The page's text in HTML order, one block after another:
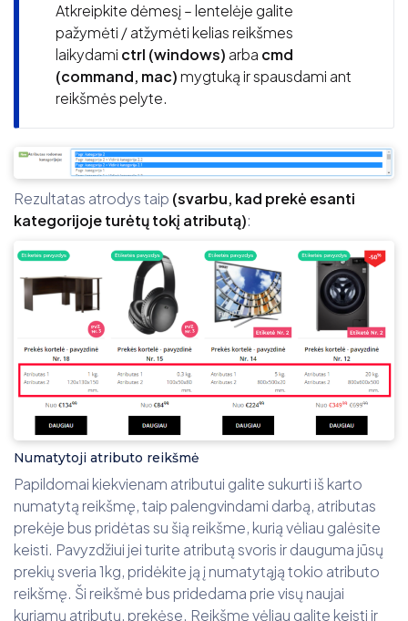
Atkreipkite dėmesį – lentelėje galite
pažymėti / atžymėti kelias reikšmes
laikydami ctrl (windows) arba cmd
(command, mac)mygtuką ir spausdami ant
reikšmės pelyte.
Rezultatas atrodys taip (svarbu, kad prekė esanti
kategorijoje turėtų tokį atributą):
Numatytoji atributo reikšmė
Papildomai kiekvienam atributui galite sukurti iš karto
numatytą reikšmę, taip palengvindami darbą, atributas
prekėje bus pridėtas su šią reikšme, kurią vėliau galėsite
keisti. Pavyzdžiui jei turite atributą svoris ir dauguma jūsų
prekių sveria 1kg, pridėkite ją į numatytąją tokio atributo
reikšmę. Ši reikšmė bus pridedama prie visų naujai
kuriamų atributų, prekėse. Reikšmę vėliau galite keisti ir